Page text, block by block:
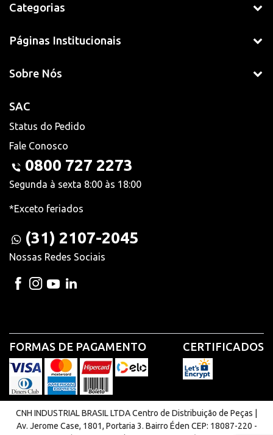
Categorias
Páginas Institucionais
Sobre Nós
SAC
Status do Pedido
Fale Conosco
0800 727 2273
Segunda à sexta 8:00 às 18:00
*Exceto feriados
(31) 2107-2045
Nossas Redes Sociais
FORMAS DE PAGAMENTO CERTIFICADOS
CNH INDUSTRIAL BRASIL LTDA Centro de Distribuição de Peças |
Av. Jerome Case, 1801, Portaria 3. Bairro Éden CEP: 18087-220 -